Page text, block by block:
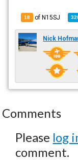
18 of N15SJ
Nick
Comments
Please log
comment.